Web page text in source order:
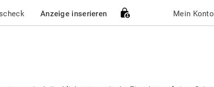
Anzeige inserieren Mein Konto